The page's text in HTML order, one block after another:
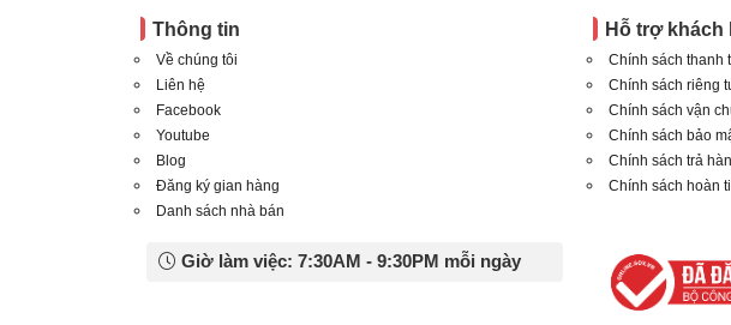
Thông tin
Về chúng tôi
Liên hệ
Facebook
Youtube
Blog
Đăng ký gian hàng
Danh sách nhà bán
Hỗ trợ khách
Chính sách thanh
Chính sách riêng
Chính sách vận
Chính sách bảo
Chính sách trả
Chính sách hoàn
Giờ làm việc: 7:30AM - 9:30PM mỗi ngày